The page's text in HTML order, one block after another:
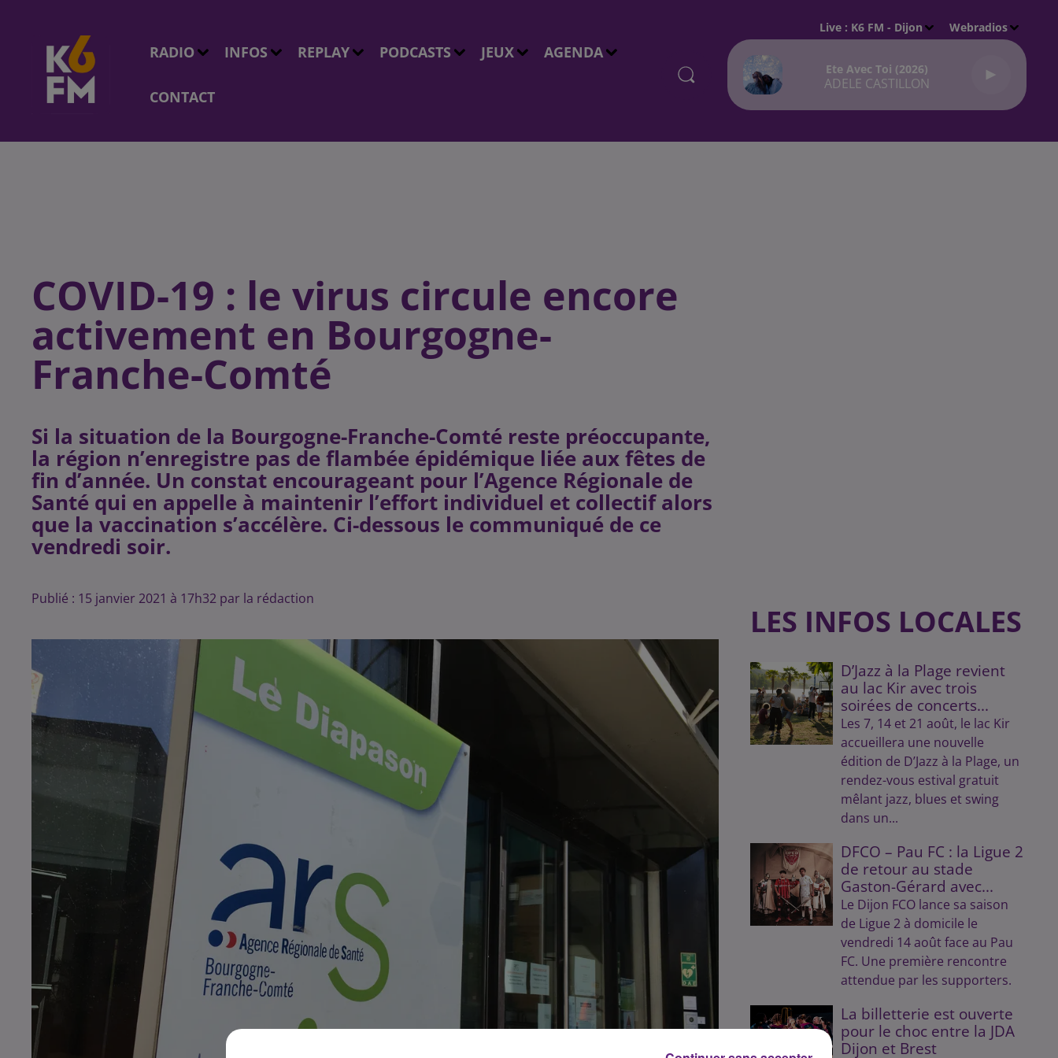
RADIO INFOS REPLAY PODCASTS JEUX AGENDA
CONTACT
Live : K6 FM - Dijon Webradios
Ete Avec Toi (2026)
ADELE CASTILLON
COVID-19 : le virus circule encore
activement en Bourgogne-
Franche-Comté
Si la situation de la Bourgogne-Franche-Comté reste préoccupante,
la région n’enregistre pas de flambée épidémique liée aux fêtes de
fin d’année. Un constat encourageant pour l’Agence Régionale de
Santé qui en appelle à maintenir l’effort individuel et collectif alors
que la vaccination s’accélère. Ci-dessous le communiqué de ce
vendredi soir.
Publié : 15 janvier 2021 à 17h32 par la rédaction
LES INFOS LOCALES
D’Jazz à la Plage revient
au lac Kir avec trois
soirées de concerts...
Les 7, 14 et 21 août, le lac Kir
accueillera une nouvelle
édition de D’Jazz à la Plage, un
rendez-vous estival gratuit
mêlant jazz, blues et swing
dans un...
DFCO – Pau FC : la Ligue 2
de retour au stade
Gaston-Gérard avec...
Le Dijon FCO lance sa saison
de Ligue 2 à domicile le
vendredi 14 août face au Pau
FC. Une première rencontre
attendue par les supporters.
La billetterie est ouverte
pour le choc entre la JDA
Dijon et Brest